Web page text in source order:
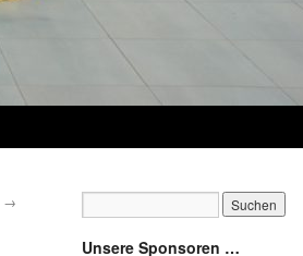
→
Unsere Sponsoren …